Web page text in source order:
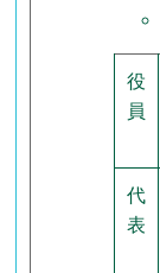
役
員
代
表